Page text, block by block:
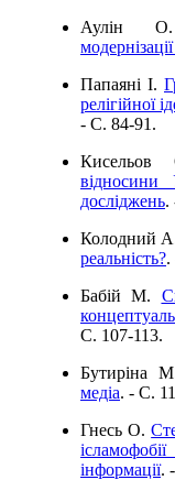
Аулін
Папаяні І.
релігійної
- C. 84-91.
відносини
досліджень.
Колодний
реальність?.
Бабій М.
C. 107-113.
Бутиріна
медіа. - C.
Гнесь О.
інформації.